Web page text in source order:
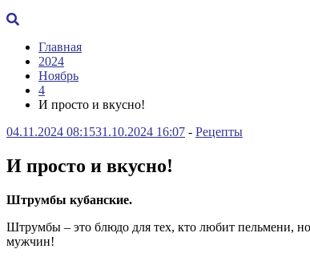
Главная
2024
Ноябрь
4
И просто и вкусно!
04.11.2024 08:1531.10.2024 16:07 - Рецепты
И просто и вкусно!
Штрумбы кубанские.
Штрумбы – это блюдо для тех, кто любит пельмени,
мужчин!